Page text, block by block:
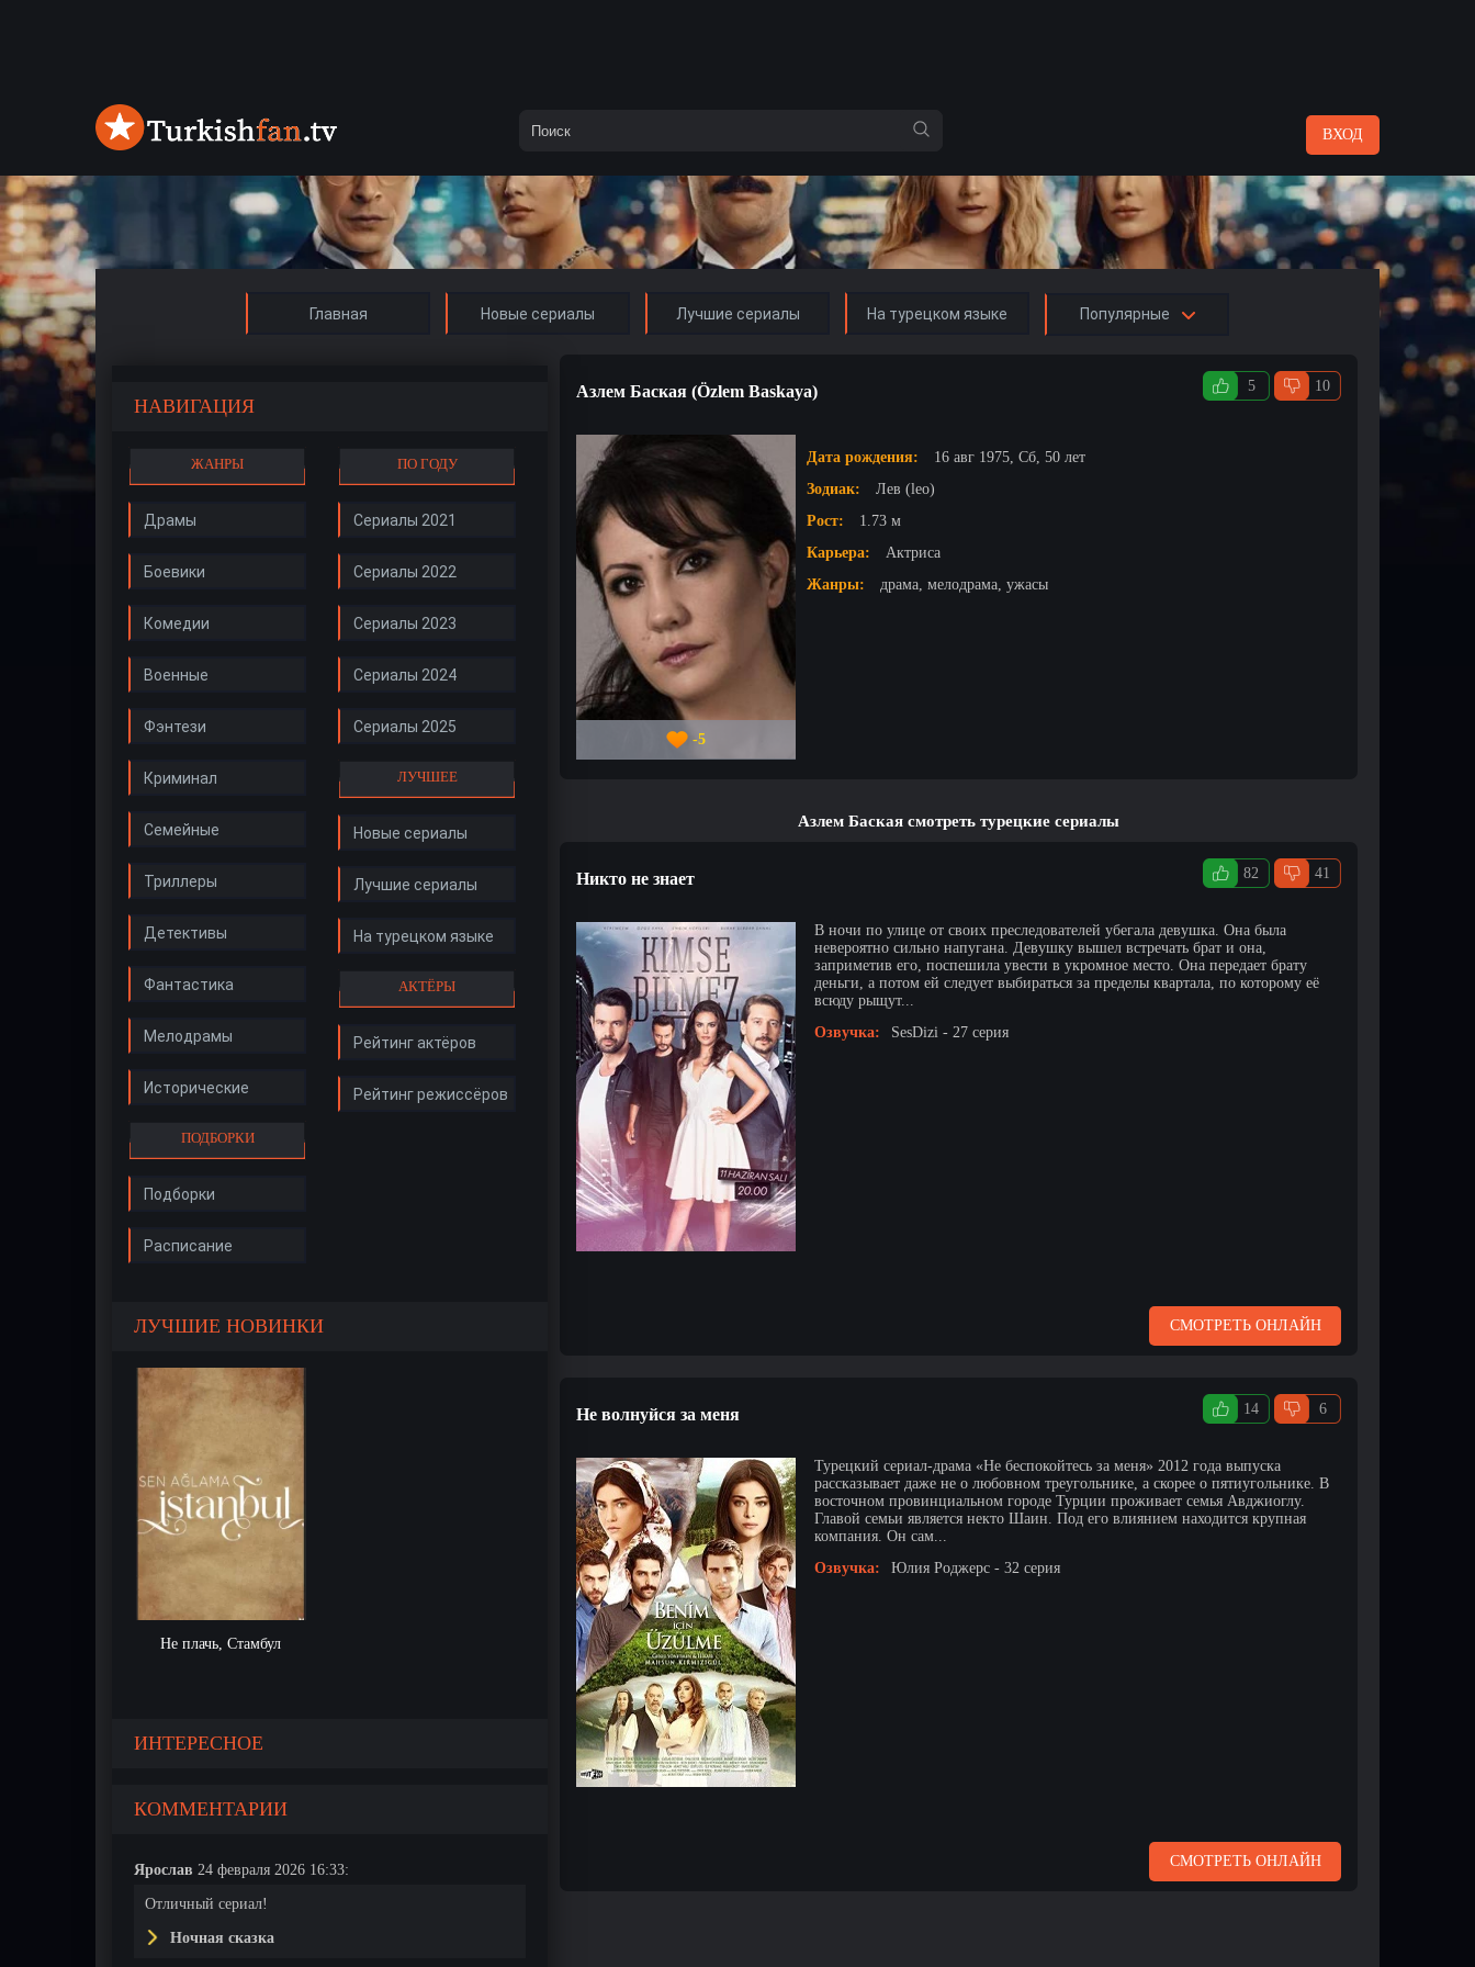
ВХОД
Главная Новые сериалы Лучшие сериалы На турецком языке Популярные
НАВИГАЦИЯ
ЖАНРЫ
Драмы
Боевики
Комедии
Военные
Фэнтези
Криминал
Семейные
Триллеры
Детективы
Фантастика
Мелодрамы
Исторические
ПОДБОРКИ
Подборки
Расписание
ПО ГОДУ
Сериалы 2021
Сериалы 2022
Сериалы 2023
Сериалы 2024
Сериалы 2025
ЛУЧШЕЕ
Новые сериалы
Лучшие сериалы
На турецком языке
АКТЁРЫ
Рейтинг актёров
Рейтинг режиссёров
ЛУЧШИЕ НОВИНКИ
Не плачь, Стамбул
ИНТЕРЕСНОЕ
КОММЕНТАРИИ
Ярослав 24 февраля 2026 16:33:
Отличный сериал!
Ночная сказка
Азлем Баская (Özlem Baskaya) 5 10
-5
Дата рождения:
16 авг 1975, Сб, 50 лет
Зодиак:
Лев (leo)
Рост:
1.73 м
Карьера:
Актриса
Жанры:
драма, мелодрама, ужасы
Азлем Баская смотреть турецкие сериалы
Никто не знает 82 41
В ночи по улице от своих преследователей убегала девушка. Она была
невероятно сильно напугана. Девушку вышел встречать брат и она,
заприметив его, поспешила увести в укромное место. Она передает брату
деньги, а потом ей следует выбираться за пределы квартала, по которому её
всюду рыщут...
Озвучка:
SesDizi - 27 серия
СМОТРЕТЬ ОНЛАЙН
Не волнуйся за меня 14 6
Турецкий сериал-драма «Не беспокойтесь за меня» 2012 года выпуска
рассказывает даже не о любовном треугольнике, а скорее о пятиугольнике. В
восточном провинциальном городе Турции проживает семья Авджиоглу.
Главой семьи является некто Шаин. Под его влиянием находится крупная
компания. Он сам...
Озвучка:
Юлия Роджерс - 32 серия
СМОТРЕТЬ ОНЛАЙН